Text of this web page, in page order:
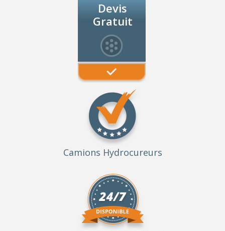
Devis
Gratuit
Camions Hydrocureurs